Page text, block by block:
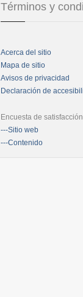
Términos y
Acerca del sitio
Mapa de sitio
Avisos de privacidad
Declaración de
Encuesta de
---Sitio web
---Contenido